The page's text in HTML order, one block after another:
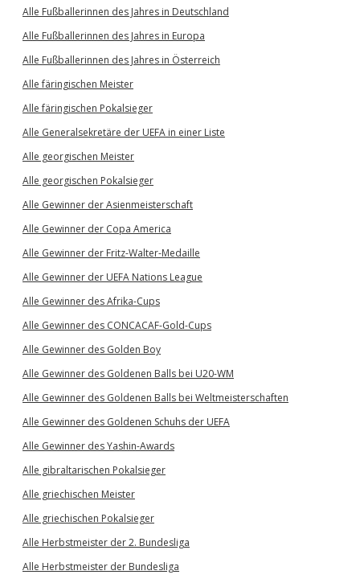
Alle Fußballerinnen des Jahres in Deutschland
Alle Fußballerinnen des Jahres in Europa
Alle Fußballerinnen des Jahres in Österreich
Alle färingischen Meister
Alle färingischen Pokalsieger
Alle Generalsekretäre der UEFA in einer Liste
Alle georgischen Meister
Alle georgischen Pokalsieger
Alle Gewinner der Asienmeisterschaft
Alle Gewinner der Copa America
Alle Gewinner der Fritz-Walter-Medaille
Alle Gewinner der UEFA Nations League
Alle Gewinner des Afrika-Cups
Alle Gewinner des CONCACAF-Gold-Cups
Alle Gewinner des Golden Boy
Alle Gewinner des Goldenen Balls bei U20-WM
Alle Gewinner des Goldenen Balls bei Weltmeisterschaften
Alle Gewinner des Goldenen Schuhs der UEFA
Alle Gewinner des Yashin-Awards
Alle gibraltarischen Pokalsieger
Alle griechischen Meister
Alle griechischen Pokalsieger
Alle Herbstmeister der 2. Bundesliga
Alle Herbstmeister der Bundesliga